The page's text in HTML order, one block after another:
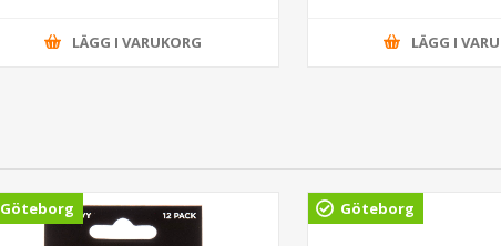
LÄGG I VARUKORG LÄGG I
Göteborg Göteborg